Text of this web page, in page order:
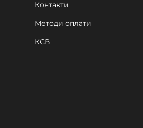
Контакти
Методи оплати
КСВ